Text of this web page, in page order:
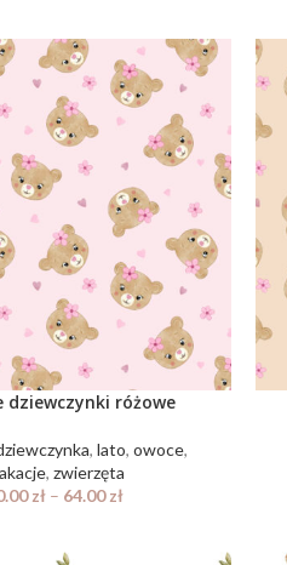
dziewczynki różowe
, lato, owoce,
, zwierzęta
zł – 64.00zł